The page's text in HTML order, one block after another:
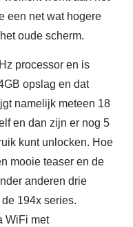
een net wat hogere
oude scherm.
processor en is
opslag en dat
namelijk meteen 18
en dan zijn er nog 5
kunt unlocken. Hoe
mooie teaser en de
anderen drie
194x series.
WiFi met